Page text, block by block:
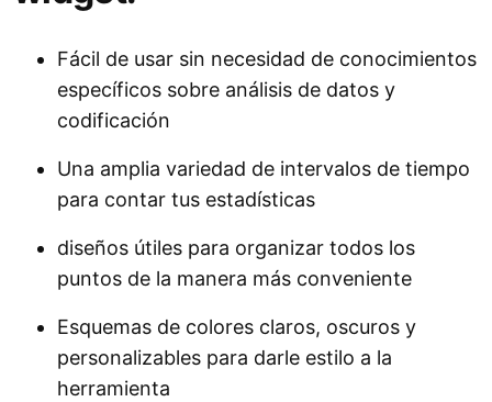
Fácil de usar sin necesidad de conocimientos
específicos sobre análisis de datos y
codificación
Una amplia variedad de intervalos de tiempo
para contar tus estadísticas
diseños útiles para organizar todos los
puntos de la manera más conveniente
Esquemas de colores claros, oscuros y
personalizables para darle estilo a la
herramienta